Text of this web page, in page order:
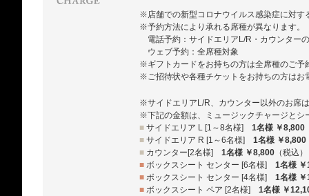
※店舗での新型コロナウイルス感染症に対す
※予約方法により承れる席種が異なります。
電話予約：サイドエリアL/R・カウンター
ウェブ予約：全席種対象
※ギフトカードをお持ちの方は全席種のご予
※ご招待状や各種チケットをお持ちの方はお
※サイドエリアL/R、カウンター以外のお席
※下記の金額は、ミュージックチャージとシ
■ サイドエリア L [1～8名様] 1名様 ￥8,800
■ サイドエリア R [1～6名様] 1名様 ￥8,800
■ カウンター[2名様] 1名様 ￥8,800 （税込）
■ ボックスシート センター [6名様] 1名様
■ ボックスシート センター [4名様] 1名様
■ ボックスシート ペア [2名様] 1名様 ￥